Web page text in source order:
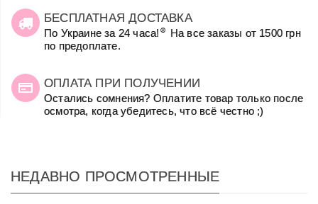
БЕСПЛАТНАЯ ДОСТАВКА
По Украине за 24 часа! ☺
На все заказы от 1500 грн
по предоплате.
ОПЛАТА ПРИ ПОЛУЧЕНИИ
Остались сомнения? Оплатите товар только после
осмотра, когда убедитесь, что всё честно ;)
НЕДАВНО ПРОСМОТРЕННЫЕ